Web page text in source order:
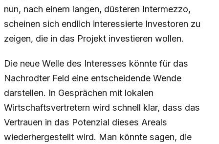
nun, nach einem langen, düsteren Intermezzo,
scheinen sich endlich interessierte Investoren zu
zeigen, die in das Projekt investieren wollen.
Die neue Welle des Interesses könnte für das
Nachrodter Feld eine entscheidende Wende
darstellen. In Gesprächen mit lokalen
Wirtschaftsvertretern wird schnell klar, dass das
Vertrauen in das Potenzial dieses Areals
wiederhergestellt wird. Man könnte sagen, die